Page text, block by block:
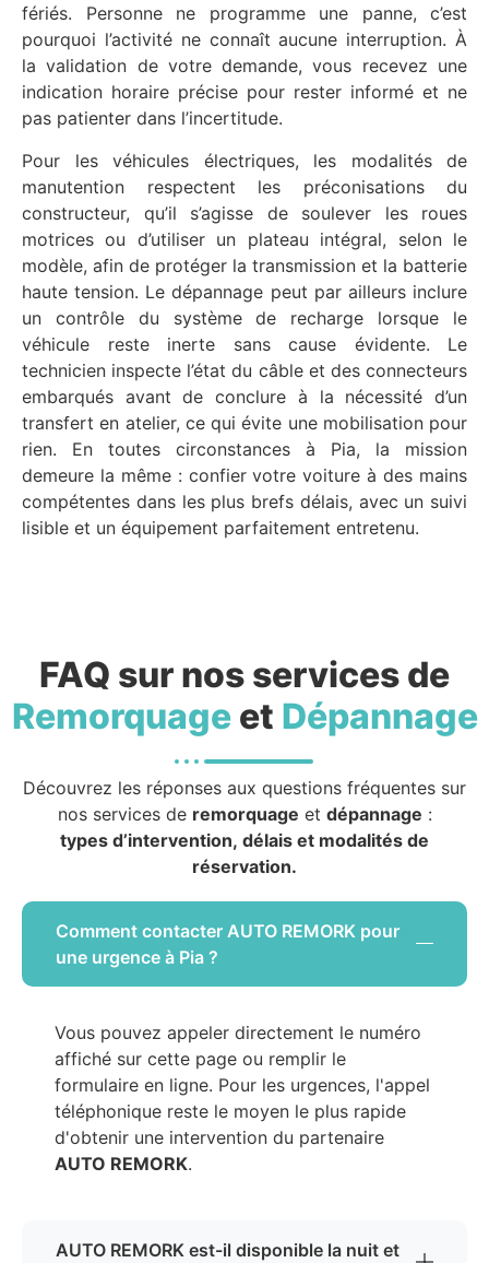
fériés. Personne ne programme une panne, c’est
pourquoi l’activité ne connaît aucune interruption. À
la validation de votre demande, vous recevez une
indication horaire précise pour rester informé et ne
pas patienter dans l’incertitude.
Pour les véhicules électriques, les modalités de
manutention respectent les préconisations du
constructeur, qu’il s’agisse de soulever les roues
motrices ou d’utiliser un plateau intégral, selon le
modèle, afin de protéger la transmission et la batterie
haute tension. Le dépannage peut par ailleurs inclure
un contrôle du système de recharge lorsque le
véhicule reste inerte sans cause évidente. Le
technicien inspecte l’état du câble et des connecteurs
embarqués avant de conclure à la nécessité d’un
transfert en atelier, ce qui évite une mobilisation pour
rien. En toutes circonstances à Pia, la mission
demeure la même : confier votre voiture à des mains
compétentes dans les plus brefs délais, avec un suivi
lisible et un équipement parfaitement entretenu.
FAQ sur nos services de
Remorquageet Dépannage
Découvrez les réponses aux questions fréquentes sur
nos services de remorquage et dépannage :
types d’intervention, délais et modalités de
réservation.
Comment contacter AUTO REMORK pour
une urgence à Pia ?
Vous pouvez appeler directement le numéro
affiché sur cette page ou remplir le
formulaire en ligne. Pour les urgences, l'appel
téléphonique reste le moyen le plus rapide
d'obtenir une intervention du partenaire
AUTO REMORK.
AUTO REMORK est-il disponible la nuit et